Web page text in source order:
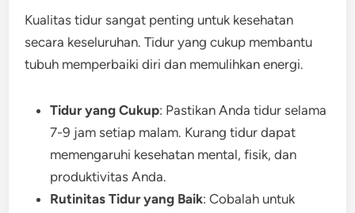
Kualitas tidur sangat penting untuk kesehatan
secara keseluruhan. Tidur yang cukup membantu
tubuh memperbaiki diri dan memulihkan energi.
Tidur yang Cukup: Pastikan Anda tidur selama
7-9 jam setiap malam. Kurang tidur dapat
memengaruhi kesehatan mental, fisik, dan
produktivitas Anda.
Rutinitas Tidur yang Baik: Cobalah untuk